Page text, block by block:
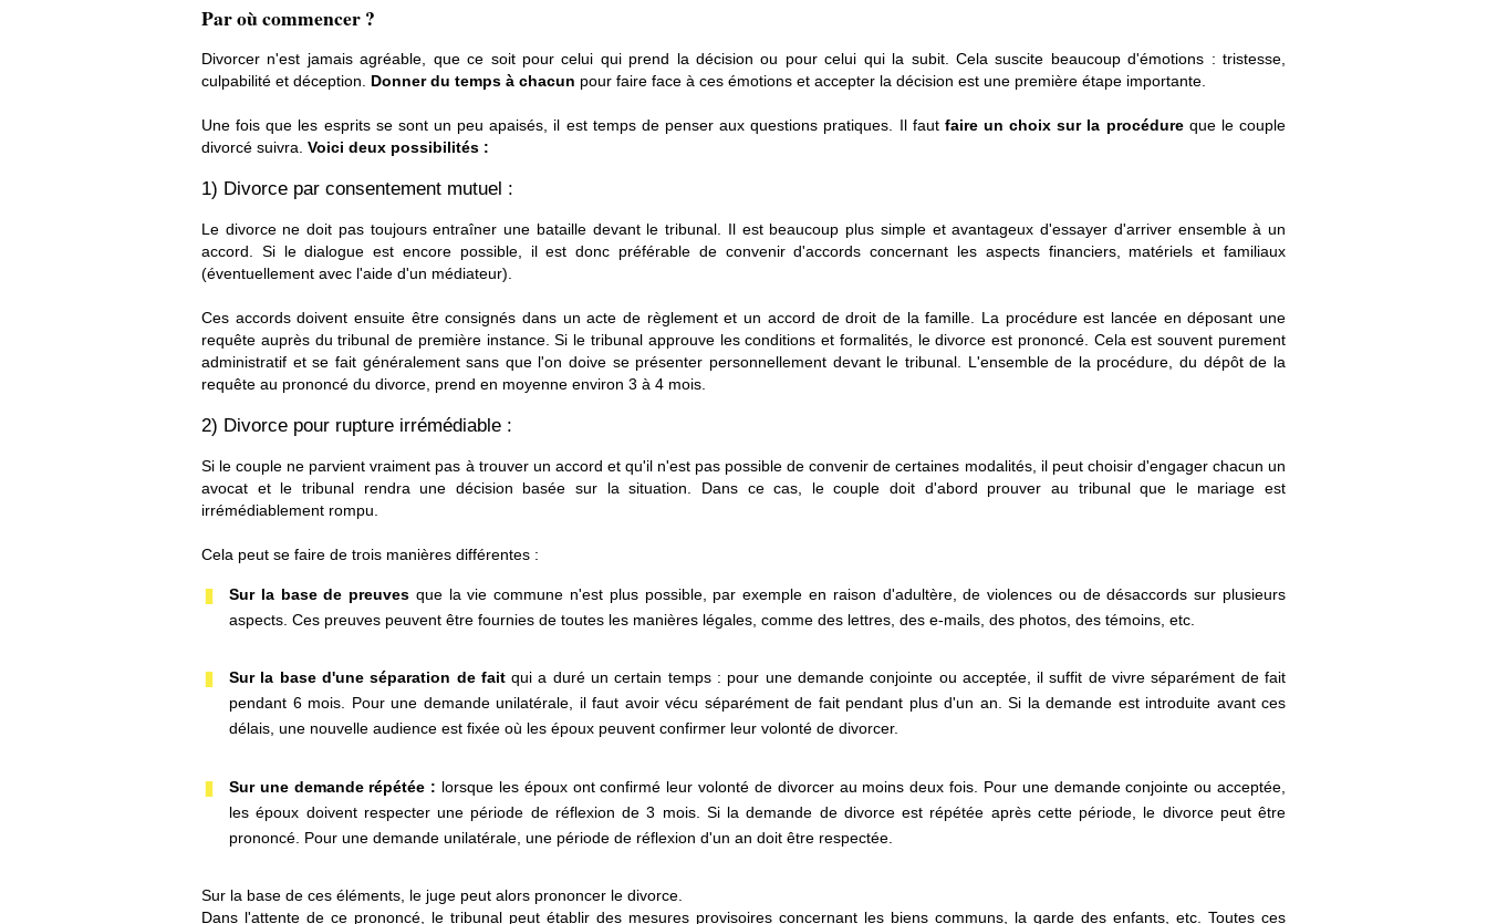
Par où commencer ?
Divorcer n'est jamais agréable, que ce soit pour celui qui prend la décision ou pour celui qui la subit. Cela suscite beaucoup d'émotions : tristesse,
culpabilité et déception. Donner du temps à chacun pour faire face à ces émotions et accepter la décision est une première étape importante.
Une fois que les esprits se sont un peu apaisés, il est temps de penser aux questions pratiques. Il faut faire un choix sur la procédureque le couple
divorcé suivra. Voici deux possibilités :
1) Divorce par consentement mutuel :
Le divorce ne doit pas toujours entraîner une bataille devant le tribunal. Il est beaucoup plus simple et avantageux d'essayer d'arriver ensemble à un
accord. Si le dialogue est encore possible, il est donc préférable de convenir d'accords concernant les aspects financiers, matériels et familiaux
(éventuellement avec l'aide d'un médiateur).
Ces accords doivent ensuite être consignés dans un acte de règlement et un accord de droit de la famille. La procédure est lancée en déposant une
requête auprès du tribunal de première instance. Si le tribunal approuve les conditions et formalités, le divorce est prononcé. Cela est souvent purement
administratif et se fait généralement sans que l'on doive se présenter personnellement devant le tribunal. L'ensemble de la procédure, du dépôt de la
requête au prononcé du divorce, prend en moyenne environ 3 à 4 mois.
2) Divorce pour rupture irrémédiable :
Si le couple ne parvient vraiment pas à trouver un accord et qu'il n'est pas possible de convenir de certaines modalités, il peut choisir d'engager chacun un
avocat et le tribunal rendra une décision basée sur la situation. Dans ce cas, le couple doit d'abord prouver au tribunal que le mariage est
irrémédiablement rompu.
Cela peut se faire de trois manières différentes :
Sur la base de preuves que la vie commune n'est plus possible, par exemple en raison d'adultère, de violences ou de désaccords sur plusieurs
aspects. Ces preuves peuvent être fournies de toutes les manières légales, comme des lettres, des e-mails, des photos, des témoins, etc.
Sur la base d'une séparation de faitqui a duré un certain temps : pour une demande conjointe ou acceptée, il suffit de vivre séparément de fait
pendant 6 mois. Pour une demande unilatérale, il faut avoir vécu séparément de fait pendant plus d'un an. Si la demande est introduite avant ces
délais, une nouvelle audience est fixée où les époux peuvent confirmer leur volonté de divorcer.
Sur une demande répétée : lorsque les époux ont confirmé leur volonté de divorcer au moins deux fois. Pour une demande conjointe ou acceptée,
les époux doivent respecter une période de réflexion de 3 mois. Si la demande de divorce est répétée après cette période, le divorce peut être
prononcé. Pour une demande unilatérale, une période de réflexion d'un an doit être respectée.
Sur la base de ces éléments, le juge peut alors prononcer le divorce.
Dans l'attente de ce prononcé, le tribunal peut établir des mesures provisoires concernant les biens communs, la garde des enfants, etc. Toutes ces